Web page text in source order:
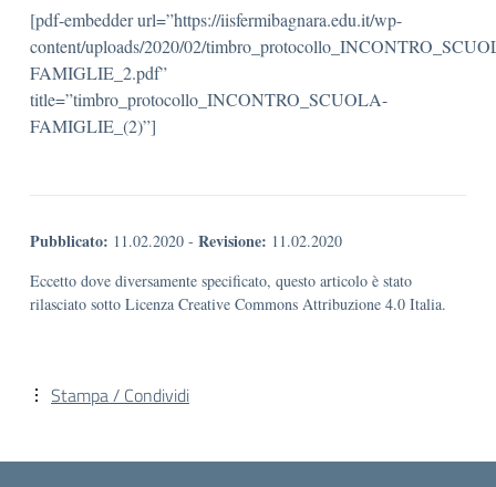
[pdf-embedder url=”https://iisfermibagnara.edu.it/wp-
content/uploads/2020/02/
FAMIGLIE_2.pdf”
title=”timbro_protocollo_INCONTRO_SCUOLA-
FAMIGLIE_(2)”]
Pubblicato: 11.02.2020 - Revisione: 11.02.2020
Eccetto dove diversamente specificato, questo articolo è stato
rilasciato sotto Licenza Creative Commons Attribuzione 4.0 Italia.
Stampa / Condividi